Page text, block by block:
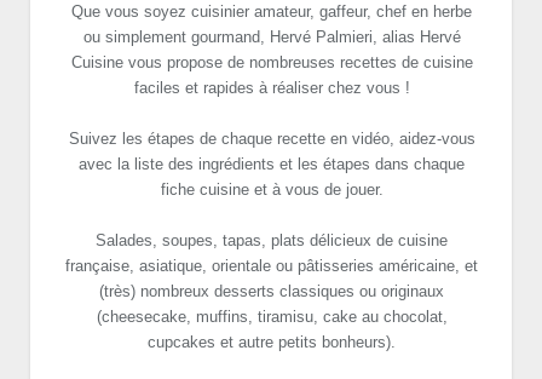
Que vous soyez cuisinier amateur, gaffeur, chef en herbe
ou simplement gourmand, Hervé Palmieri, alias Hervé
Cuisine vous propose de nombreuses recettes de cuisine
faciles et rapides à réaliser chez vous !
Suivez les étapes de chaque recette en vidéo, aidez-vous
avec la liste des ingrédients et les étapes dans chaque
fiche cuisine et à vous de jouer.
Salades, soupes, tapas, plats délicieux de cuisine
française, asiatique, orientale ou pâtisseries américaine, et
(très) nombreux desserts classiques ou originaux
(cheesecake, muffins, tiramisu, cake au chocolat,
cupcakes et autre petits bonheurs).